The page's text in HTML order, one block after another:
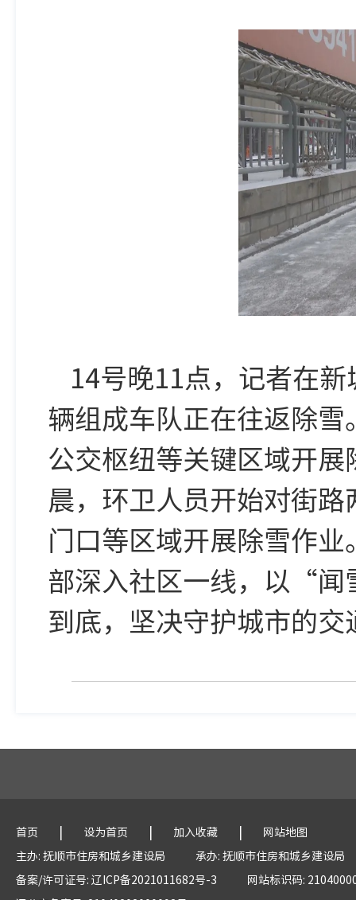
14号晚11点，记者在
辆组成车队正在往返除
公交枢纽等关键区域开
晨，环卫人员开始对街
门口等区域开展除雪作
部深入社区一线，以“
到底，坚决守护城市的
首页 | 设为首页 | 加入收藏 |
网站地图
主办: 抚顺市住房和城乡建设局
承办: 抚顺市住房和城乡建设局
备案/许可证号: 辽ICP备2021011682号-3
网站标识码: